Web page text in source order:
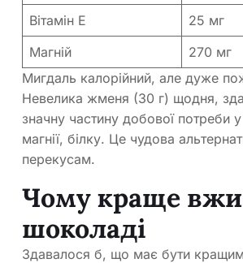
Вітамін E
25 мг
Магній
270 мг
Мигдаль калорійний, але дуже
Невелика жменя (30 г) щодня,
значну частину добової потреби у
магнії, білку. Це чудова
перекусам.
Чому краще
шоколаді
Здавалося б, що має бути